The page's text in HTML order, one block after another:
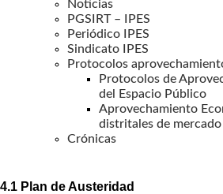
Noticias
PGSIRT – IPES
Periódico IPES
Sindicato IPES
Protocolos
Protocolos de
del Espacio Público
Aprovechamiento
distritales de mercado
Crónicas
4.1 Plan de Austeridad